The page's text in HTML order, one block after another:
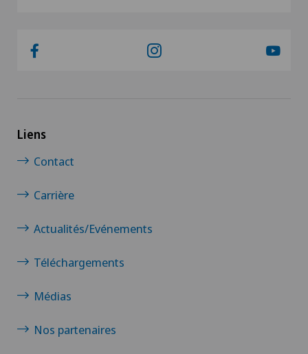
Liens
Contact
Carrière
Actualités/Evénements
Téléchargements
Médias
Nos partenaires